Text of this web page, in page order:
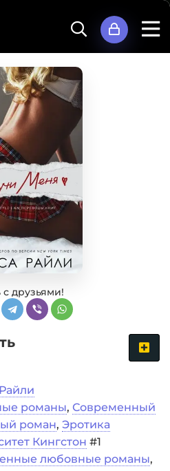
друзьями!
романы, Современный
роман, Эротика
Кингстон #1
любовные романы,